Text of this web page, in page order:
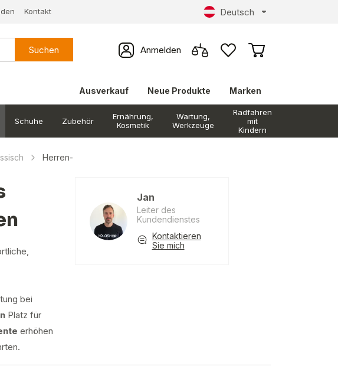
Kontakt Deutsch
Suchen Anmelden
Ausverkauf Neue Produkte Marken
Schuhe Zubehör
Ernährung,
Kosmetik
Wartung,
Werkzeuge
Radfahren
mit
Kindern
Herren-
bei
Platz für
erhöhen
Jan
Leiter des
Kundendienstes
Kontaktieren
Sie mich